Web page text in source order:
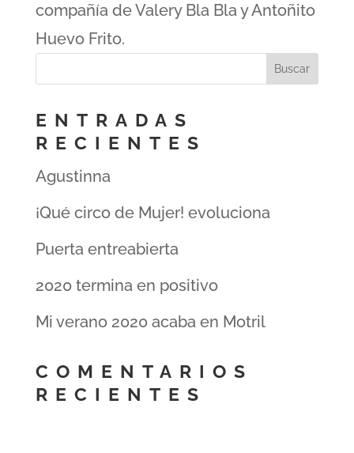
compañía de Valery Bla Bla y Antoñito
Huevo Frito.
ENTRADAS
RECIENTES
Agustinna
¡Qué circo de Mujer! evoluciona
Puerta entreabierta
2020 termina en positivo
Mi verano 2020 acaba en Motril
COMENTARIOS
RECIENTES